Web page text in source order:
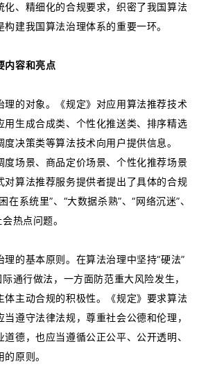
化、精细化的合规要求，织密了我国算法
建我国算法治理体系的重要一环。
内容和亮点
理的对象。《规定》对应用算法推荐技术
用生成合成类、个性化推送类、排序精选
决策类等算法技术向用户提供信息。
度场景、商品定价场景、个性化推荐场景
对算法推荐服务提供者提出了具体的合规
在系统里”、“大数据杀熟”、“网络沉迷”、
热点问题。
理的基本原则。在算法治理中坚持“硬法”
通行做法，一方面防范重大风险发生，
体主动合规的积极性。《规定》要求算法
遵守法律法规，尊重社会公德和伦理，
德，也应当遵循公正公平、公开透明、
原则。